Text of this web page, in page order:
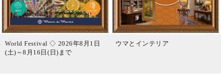
World Festival ◇ 2026年8月1日
(土)～8月16日(日)まで
ウマとインテリア